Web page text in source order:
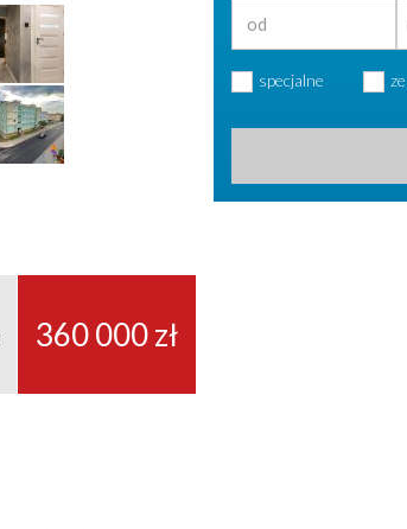
360 000 zł
specjalne